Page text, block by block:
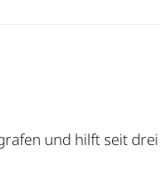
und hilft seit